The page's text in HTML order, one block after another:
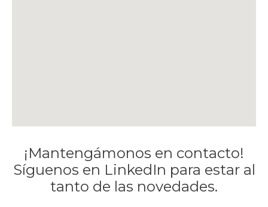
¡Mantengámonos en contacto!
Síguenos en LinkedIn para estar al
tanto de las novedades.